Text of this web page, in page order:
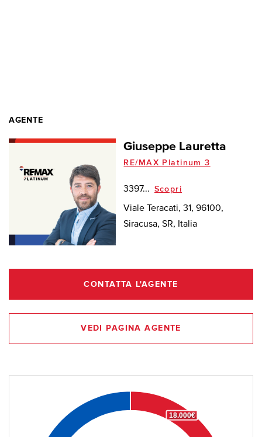
AGENTE
Giuseppe Lauretta
RE/MAX Platinum 3
3397... Scopri
Viale Teracati, 31, 96100,
Siracusa, SR, Italia
CONTATTA L'AGENTE
VEDI PAGINA AGENTE
18.000€